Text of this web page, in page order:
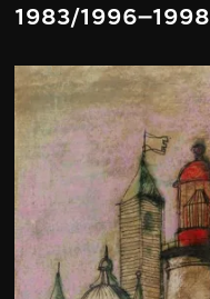
1983/1996–1998